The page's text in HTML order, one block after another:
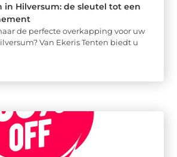
in Hilversum: de sleutel tot een
de perfecte overkapping voor uw
Van Ekeris Tenten biedt u